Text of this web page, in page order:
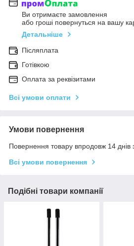
Ви отримаєте замовлення
або гроші повернуться на вашу
Детальніше
Післяплата
Готівкою
Оплата за реквізитами
Всі умови оплати
Умови повернення
Повернення товару впродовж 14 днів
Всі умови повернення
Подібні товари компанії